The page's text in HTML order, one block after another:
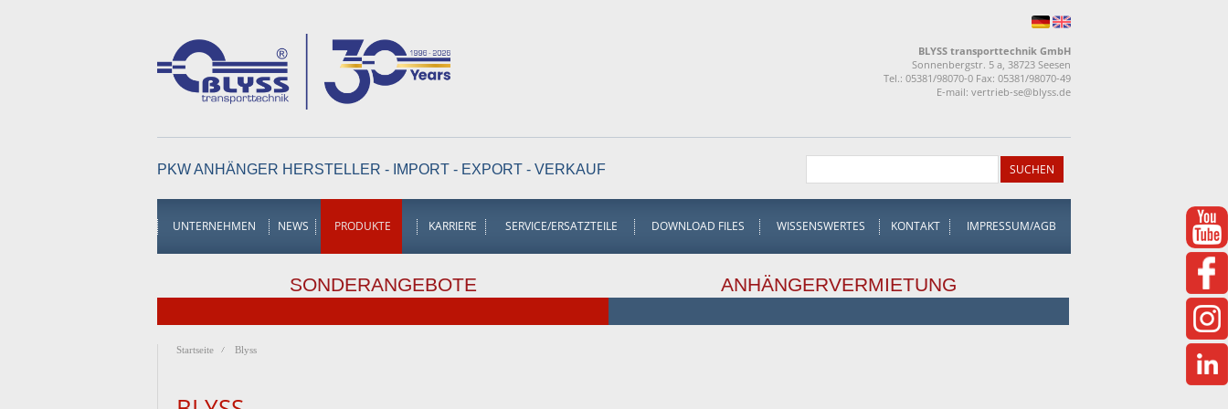
BLYSS transporttechnik GmbH
Sonnenbergstr. 5 a, 38723 Seesen
Tel.: 05381/98070-0 Fax: 05381/98070-49
E-mail: vertrieb-se@blyss.de
PKW ANHÄNGER HERSTELLER - IMPORT - EXPORT - VERKAUF
UNTERNEHMEN NEWS PRODUKTE KARRIERE SERVICE/ERSATZTEILE DOWNLOAD FILES WISSENSWERTES KONTAKT IMPRESSUM/AGB
SONDERANGEBOTE ANHÄNGERVERMIETUNG
Startseite Blyss